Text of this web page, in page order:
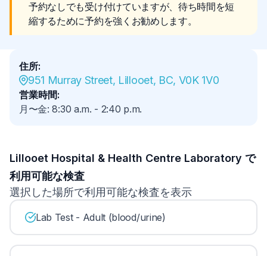
予約なしでも受け付けていますが、待ち時間を短
縮するために予約を強くお勧めします。
住所:
951 Murray Street, Lillooet, BC, V0K 1V0
営業時間:
月〜金: 8:30 a.m. - 2:40 p.m.
Lillooet Hospital & Health Centre Laboratory で
利用可能な検査
選択した場所で利用可能な検査を表示
Lab Test - Adult (blood/urine)